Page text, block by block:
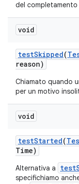
del
void
testSkipped(
reason)
Chiamato quando
per un motivo
void
testStarted(
Time)
Alternativa a
specifichiamo